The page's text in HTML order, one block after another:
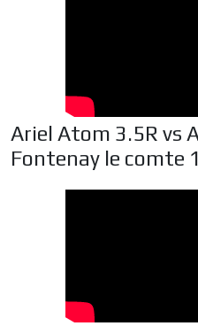
Ariel Atom 3.5R vs
Fontenay le comte